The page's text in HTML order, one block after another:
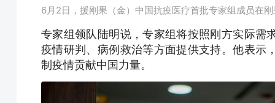
6月2日，援刚果（金）中国抗疫医疗首批专家组成员在
专家组领队陆明说，专家组将按照刚方实际需
疫情研判、病例救治等方面提供支持。他表示
制疫情贡献中国力量。